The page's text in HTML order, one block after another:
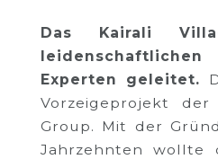
Das Kairali
Experten geleitet.
Vorzeigeprojekt der
Group. Mit der
Jahrzehnten wollte